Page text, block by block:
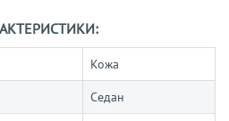
Кожа
Седан